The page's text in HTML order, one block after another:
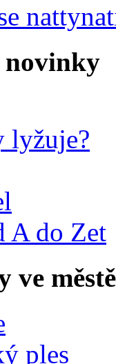
novinky
lyžuje?
A do Zet
ve městě
ples